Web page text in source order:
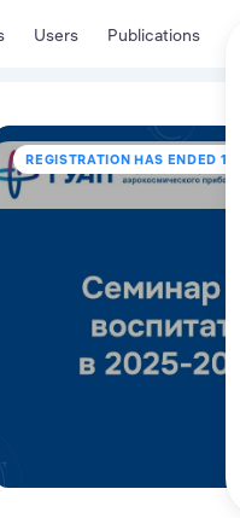
Users Publications
REGISTRATION HAS ENDED 18